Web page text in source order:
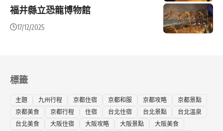
福井縣立恐龍博物館
17/12/2025
標籤
主題 九州行程 京都住宿 京都和服 京都攻略
京都景點
京都美食
京都行程 住宿 台北住宿 台北景點
台北溫泉
台北美食
大阪住宿 大阪攻略 大阪景點
大阪美食